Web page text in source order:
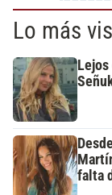
Lo más
falta